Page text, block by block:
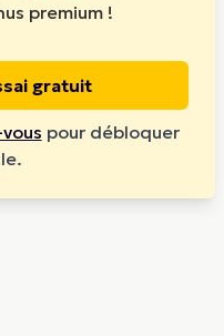
premium !
gratuit
pour débloquer